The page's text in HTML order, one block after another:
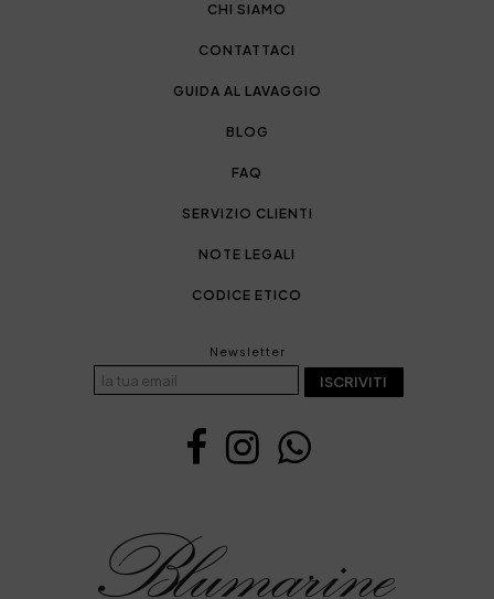
CHI SIAMO
CONTATTACI
GUIDA AL LAVAGGIO
BLOG
FAQ
SERVIZIO CLIENTI
NOTE LEGALI
CODICE ETICO
Newsletter
ISCRIVITI